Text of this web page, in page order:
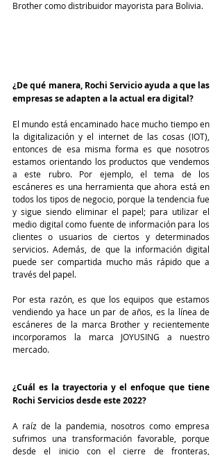
Brother como distribuidor mayorista para Bolivia.
¿De qué manera, Rochi Servicio ayuda a que las
empresas se adapten a la actual era digital?
El mundo está encaminado hace mucho tiempo en
la digitalización y el internet de las cosas (IOT),
entonces de esa misma forma es que nosotros
estamos orientando los productos que vendemos
a este rubro. Por ejemplo, el tema de los
escáneres es una herramienta que ahora está en
todos los tipos de negocio, porque la tendencia fue
y sigue siendo eliminar el papel; para utilizar el
medio digital como fuente de información para los
clientes o usuarios de ciertos y determinados
servicios. Además, de que la información digital
puede ser compartida mucho más rápido que a
través del papel.
Por esta razón, es que los equipos que estamos
vendiendo ya hace un par de años, es la línea de
escáneres de la marca Brother y recientemente
incorporamos la marca JOYUSING a nuestro
mercado.
¿Cuál es la trayectoria y el enfoque que tiene
Rochi Servicios desde este 2022?
A raíz de la pandemia, nosotros como empresa
sufrimos una transformación favorable, porque
desde el inicio con el cierre de fronteras,